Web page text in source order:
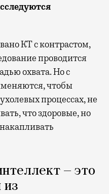
КТ с контрастом,
проводится
охвата. Но с
чтобы
процессах, не
что здоровые, но
— это
из